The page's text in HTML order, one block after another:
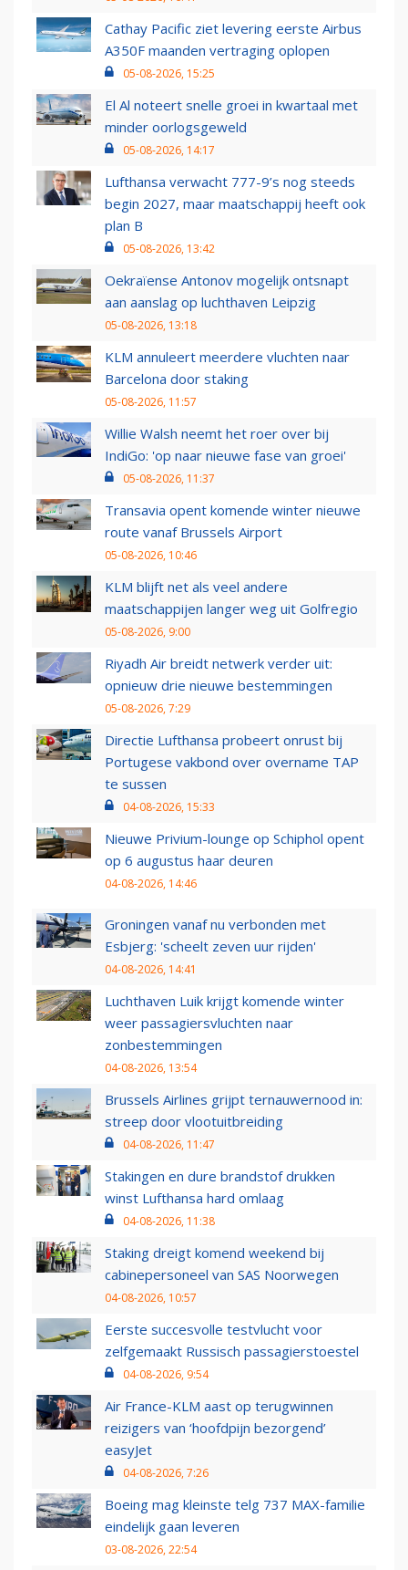
Cathay Pacific ziet levering eerste Airbus
A350F maanden vertraging oplopen
05-08-2026, 15:25
El Al noteert snelle groei in kwartaal met
minder oorlogsgeweld
05-08-2026, 14:17
Lufthansa verwacht 777-9’s nog steeds
begin 2027, maar maatschappij heeft ook
plan B
05-08-2026, 13:42
Oekraïense Antonov mogelijk ontsnapt
aan aanslag op luchthaven Leipzig
05-08-2026, 13:18
KLM annuleert meerdere vluchten naar
Barcelona door staking
05-08-2026, 11:57
Willie Walsh neemt het roer over bij
IndiGo: 'op naar nieuwe fase van groei'
05-08-2026, 11:37
Transavia opent komende winter nieuwe
route vanaf Brussels Airport
05-08-2026, 10:46
KLM blijft net als veel andere
maatschappijen langer weg uit Golfregio
05-08-2026, 9:00
Riyadh Air breidt netwerk verder uit:
opnieuw drie nieuwe bestemmingen
05-08-2026, 7:29
Directie Lufthansa probeert onrust bij
Portugese vakbond over overname TAP
te sussen
04-08-2026, 15:33
Nieuwe Privium-lounge op Schiphol opent
op 6 augustus haar deuren
04-08-2026, 14:46
Groningen vanaf nu verbonden met
Esbjerg: 'scheelt zeven uur rijden'
04-08-2026, 14:41
Luchthaven Luik krijgt komende winter
weer passagiersvluchten naar
zonbestemmingen
04-08-2026, 13:54
Brussels Airlines grijpt ternauwernood in:
streep door vlootuitbreiding
04-08-2026, 11:47
Stakingen en dure brandstof drukken
winst Lufthansa hard omlaag
04-08-2026, 11:38
Staking dreigt komend weekend bij
cabinepersoneel van SAS Noorwegen
04-08-2026, 10:57
Eerste succesvolle testvlucht voor
zelfgemaakt Russisch passagierstoestel
04-08-2026, 9:54
Air France-KLM aast op terugwinnen
reizigers van ‘hoofdpijn bezorgend’
easyJet
04-08-2026, 7:26
Boeing mag kleinste telg 737 MAX-familie
eindelijk gaan leveren
03-08-2026, 22:54